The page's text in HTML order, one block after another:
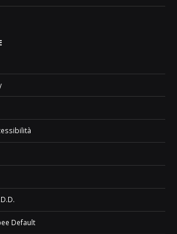
Default